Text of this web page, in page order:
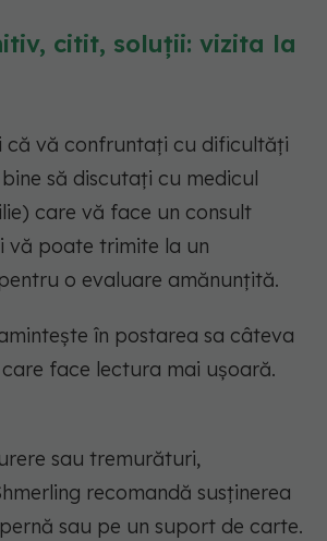
citit, soluții: vizita la
că vă confruntați cu dificultăți
să discutați cu medicul
care vă face un consult
vă poate trimite la un
o evaluare amănunțită.
în postarea sa câteva
face lectura mai ușoară.
sau tremurături,
recomandă susținerea
sau pe un suport de carte.